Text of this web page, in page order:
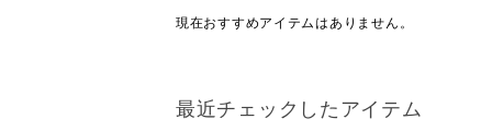
現在おすすめアイテムはありません。
最近チェックしたアイテム